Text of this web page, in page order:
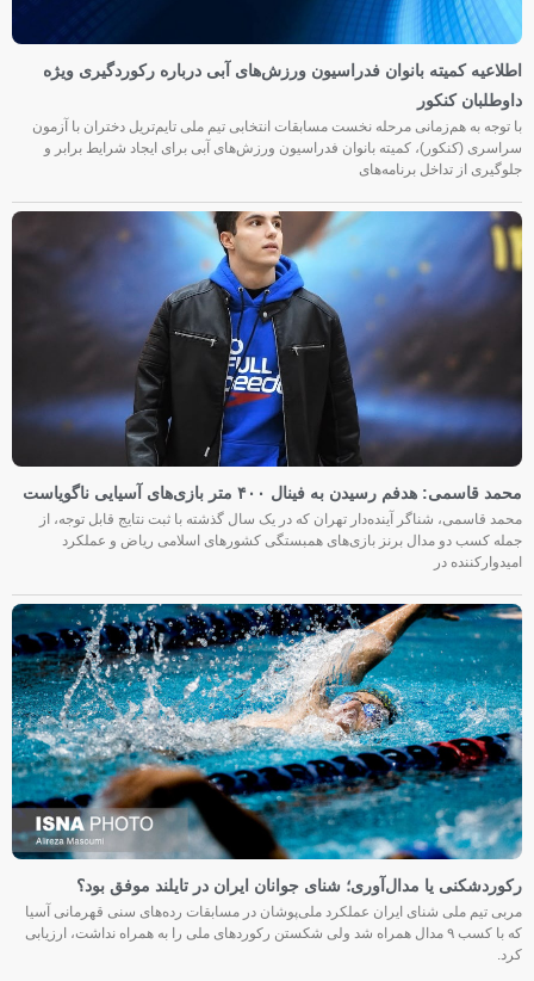
اطلاعیه کمیته بانوان فدراسیون ورزش‌های آبی درباره رکوردگیری ویژه
داوطلبان کنکور
با توجه به هم‌زمانی مرحله نخست مسابقات انتخابی تیم ملی تایم‌تریل دختران با آزمون
سراسری (کنکور)، کمیته بانوان فدراسیون ورزش‌های آبی برای ایجاد شرایط برابر و
جلوگیری از تداخل برنامه‌های
محمد قاسمی: هدفم رسیدن به فینال ۴۰۰ متر بازی‌های آسیایی ناگویاست
محمد قاسمی، شناگر آینده‌دار تهران که در یک سال گذشته با ثبت نتایج قابل توجه، از
جمله کسب دو مدال برنز بازی‌های همبستگی کشورهای اسلامی ریاض و عملکرد
امیدوارکننده در
رکوردشکنی یا مدال‌آوری؛ شنای جوانان ایران در تایلند موفق بود؟
مربی تیم ملی شنای ایران عملکرد ملی‌پوشان در مسابقات رده‌های سنی قهرمانی آسیا
که با کسب ۹ مدال همراه شد ولی شکستن رکوردهای ملی را به همراه نداشت، ارزیابی
کرد.